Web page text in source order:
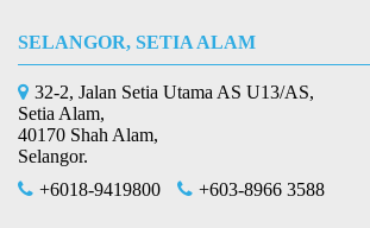
SELANGOR, SETIA ALAM
32-2, Jalan Setia Utama AS U13/AS,
Setia Alam,
40170 Shah Alam,
Selangor.
+6018-9419800
+603-8966 3588